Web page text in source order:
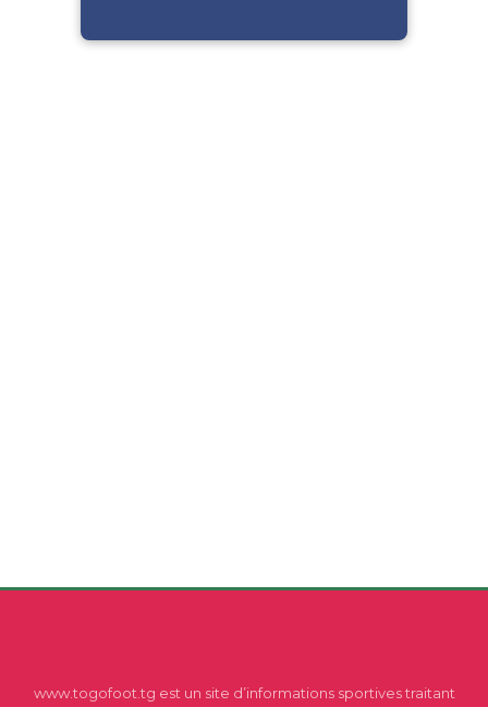
www.togofoot.tg est un site d’informations sportives traitant